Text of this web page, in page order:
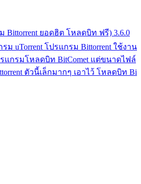
Bittorrent ยอดฮิต โหลดบิท ฟรี) 3.6.0
ม uTorrent โปรแกรม Bittorrent ใช้งาน
แกรมโหลดบิท BitComet แต่ขนาดไฟล์
ตัวนี้เล็กมากๆ เอาไว้ โหลดบิท Bi